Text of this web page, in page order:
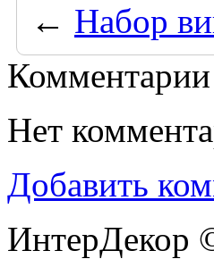
← Набор
Нет
Добавить
ИнтерДекор